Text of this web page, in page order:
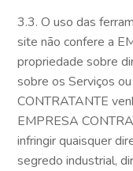
3.3. O uso das
site não confere a
propriedade sobre
sobre os Serviços
CONTRATANTE
EMPRESA
infringir quaisquer
segredo industrial,